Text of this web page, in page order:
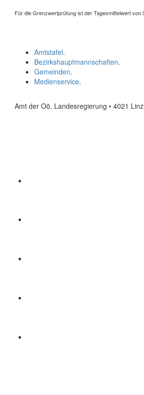
Für die Grenzwertprüfung ist der Tagesmittelwert
Amtstafel.
Bezirkshauptmannschaften.
Gemeinden.
Medienservice.
Amt der Oö. Landesregierung • 4021